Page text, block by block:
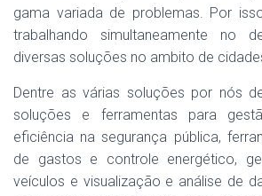
gama variada de problemas. Por
trabalhando simultaneamente no
diversas soluções no ambito de
Dentre as várias soluções por nós
soluções e ferramentas para
eficiência na segurança pública,
de gastos e controle energético,
veículos e visualização e análise de